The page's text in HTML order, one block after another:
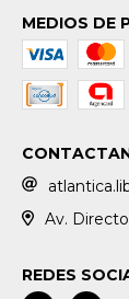
MEDIOS DE
Av.
REDES